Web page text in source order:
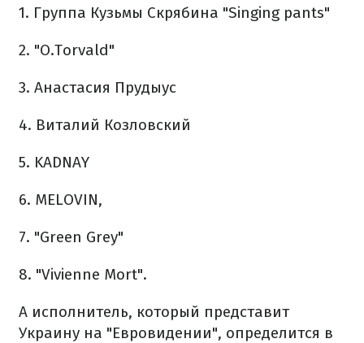
1. Группа Кузьмы Скрябина "Singing pants"
2. "O.Torvald"
3. Анастасия Прудыус
4. Виталий Козловский
5. KADNAY
6. MELOVIN,
7. "Green Grey"
8. "Vivienne Mort".
А исполнитель, который представит
Украину на "Евровидении", определится в